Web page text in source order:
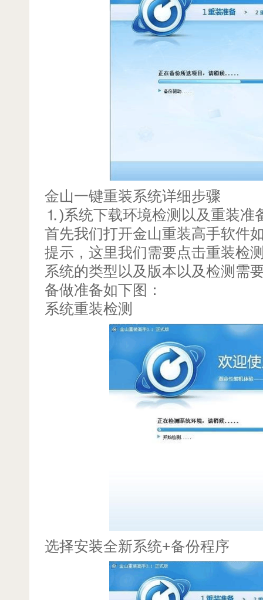
金山一键重装系统详细步骤
⒈)系统下载环境检测以及重装准
首先我们打开金山重装高手软件
提示，这里我们需要点击重装检
系统的类型以及版本以及检测需
备做准备如下图：
系统重装检测
选择安装全新系统+备份程序